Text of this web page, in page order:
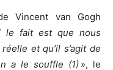
Vincent van Gogh
le fait est que nous
et qu’il s’agit de
a le souffle (1) », le